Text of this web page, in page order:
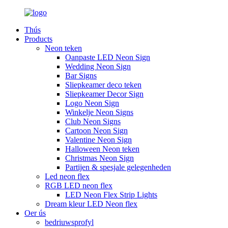
Thús
Products
Neon teken
Oanpaste LED Neon Sign
Wedding Neon Sign
Bar Signs
Sliepkeamer deco teken
Sliepkeamer Decor Sign
Logo Neon Sign
Winkelje Neon Signs
Club Neon Signs
Cartoon Neon Sign
Valentine Neon Sign
Halloween Neon teken
Christmas Neon Sign
Partijen & spesjale gelegenheden
Led neon flex
RGB LED neon flex
LED Neon Flex Strip Lights
Dream kleur LED Neon flex
Oer ús
bedriuwsprofyl